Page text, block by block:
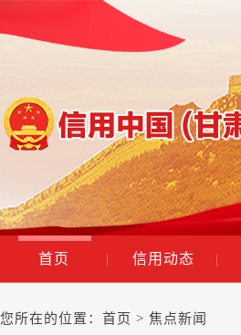
首页 | 信用动态 |
您所在的位置： 首页 > 焦点新闻